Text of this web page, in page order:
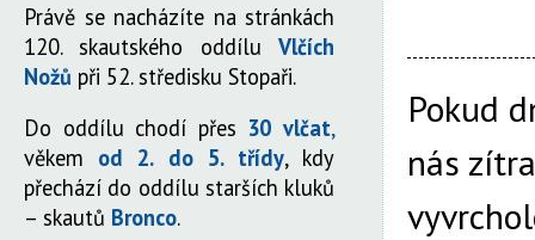
Pokud
nás
Právě se nacházíte na stránkách
120. skautského oddílu Vlčích
Nožů při 52. středisku Stopaři.
Do oddílu chodí přes 30 vlčat,
věkem od 2. do 5. třídy, kdy
přechází do oddílu starších kluků
– skautů Bronco.